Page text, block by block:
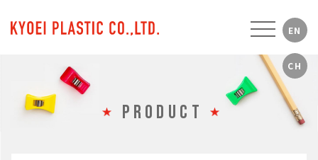
PRODUCT